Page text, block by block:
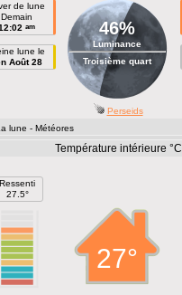
de lune
Demain
am
lune le
Août 28
46%
Luminance
Troisième quart
Perseids
lune - Météores
Température intérieure °C
Ressenti
27.5°
27°